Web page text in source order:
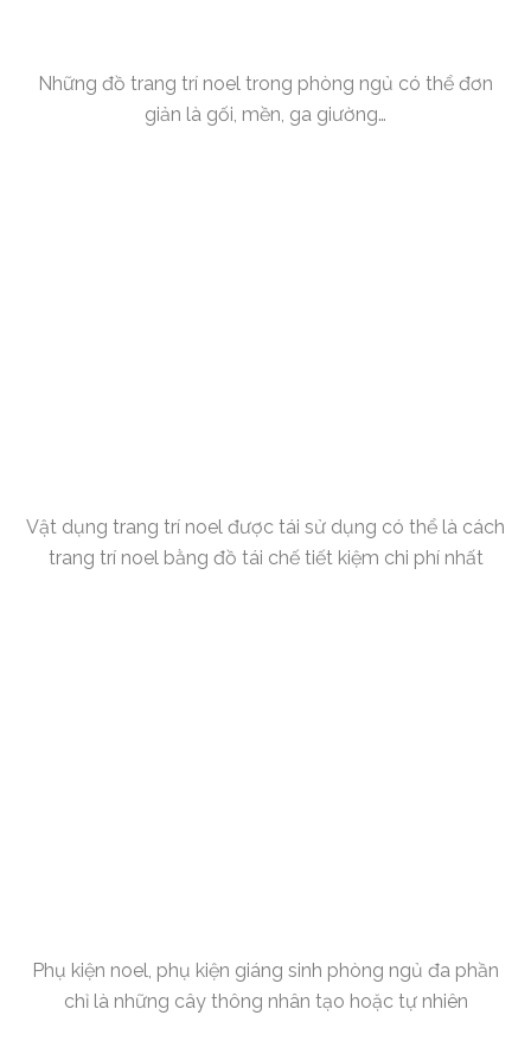
Những đồ trang trí noel trong phòng ngủ có thể đơn
giản là gối, mền, ga giường…
Vật dụng trang trí noel được tái sử dụng có thể là cách
trang trí noel bằng đồ tái chế tiết kiệm chi phí nhất
Phụ kiện noel, phụ kiện giáng sinh phòng ngủ đa phần
chỉ là những cây thông nhân tạo hoặc tự nhiên